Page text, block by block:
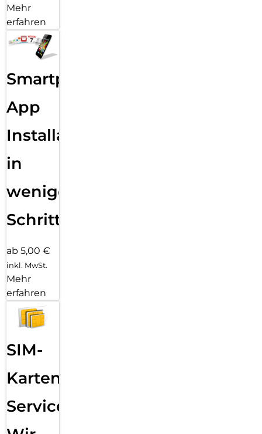
Mehr
erfahren
Smartphone
App
Installation
in
wenigen
Schritten
ab 5,00 €
inkl. MwSt.
Mehr
erfahren
SIM-
Karten
Service: